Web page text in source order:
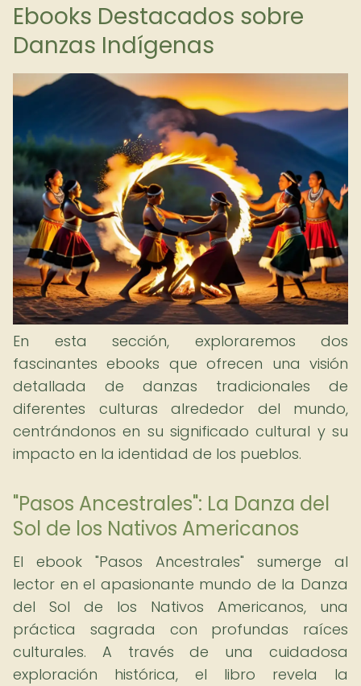
Ebooks Destacados sobre
Danzas Indígenas
En esta sección, exploraremos dos
fascinantes ebooks que ofrecen una visión
detallada de danzas tradicionales de
diferentes culturas alrededor del mundo,
centrándonos en su significado cultural y su
impacto en la identidad de los pueblos.
"Pasos Ancestrales": La Danza del
Sol de los Nativos Americanos
El ebook "Pasos Ancestrales" sumerge al
lector en el apasionante mundo de la Danza
del Sol de los Nativos Americanos, una
práctica sagrada con profundas raíces
culturales. A través de una cuidadosa
exploración histórica, el libro revela la